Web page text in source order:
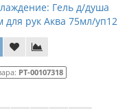
Гель д/душа
рук Аква 75мл/уп12
РТ-00107318